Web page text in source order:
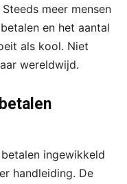
meer mensen
en het aantal
als kool. Niet
wereldwijd.
ingewikkeld
handleiding. De